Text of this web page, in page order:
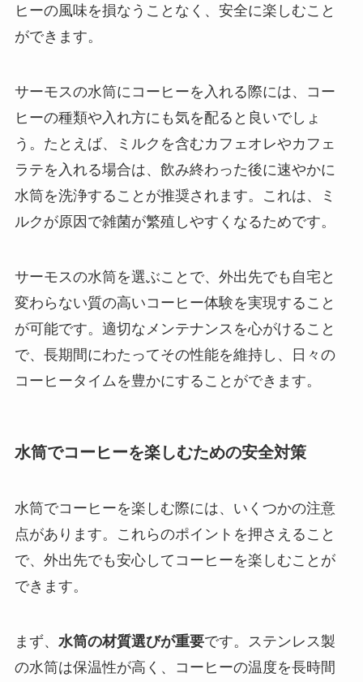
ヒーの風味を損なうことなく、安全に楽しむこと
ができます。
サーモスの水筒にコーヒーを入れる際には、コー
ヒーの種類や入れ方にも気を配ると良いでしょ
う。たとえば、ミルクを含むカフェオレやカフェ
ラテを入れる場合は、飲み終わった後に速やかに
水筒を洗浄することが推奨されます。これは、ミ
ルクが原因で雑菌が繁殖しやすくなるためです。
サーモスの水筒を選ぶことで、外出先でも自宅と
変わらない質の高いコーヒー体験を実現すること
が可能です。適切なメンテナンスを心がけること
で、長期間にわたってその性能を維持し、日々の
コーヒータイムを豊かにすることができます。
水筒でコーヒーを楽しむための安全対策
水筒でコーヒーを楽しむ際には、いくつかの注意
点があります。これらのポイントを押さえること
で、外出先でも安心してコーヒーを楽しむことが
できます。
まず、 水筒の材質選びが重要です。ステンレス製
の水筒は保温性が高く、コーヒーの温度を長時間